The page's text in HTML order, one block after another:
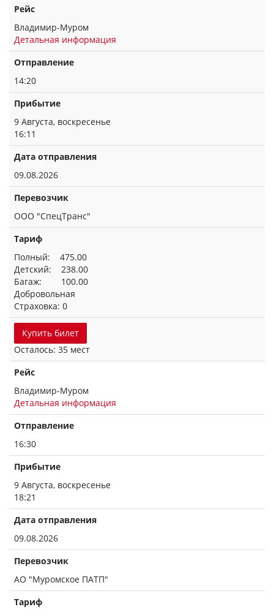
Рейс
Владимир-Муром
Детальная информация
Отправление
14:20
Прибытие
9 Августа, воскресенье
16:11
Дата отправления
09.08.2026
Перевозчик
ООО "СпецТранс"
Тариф
Полный: 475.00
Детский: 238.00
Багаж: 100.00
Добровольная
Страховка: 0
Купить билет
Осталось: 35 мест
Рейс
Владимир-Муром
Детальная информация
Отправление
16:30
Прибытие
9 Августа, воскресенье
18:21
Дата отправления
09.08.2026
Перевозчик
АО "Муромское ПАТП"
Тариф